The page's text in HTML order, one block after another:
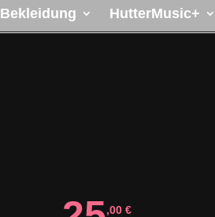
Bekleidung HutterMusic+
,00 €